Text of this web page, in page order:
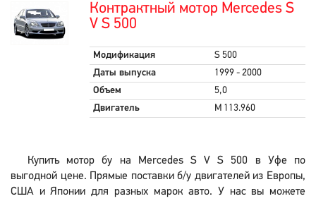
Контрактный мотор Mercedes S
V S 500
Модификация
S 500
Даты выпуска
1999 - 2000
Объем
5,0
Двигатель
M 113.960
Купить мотор бу на Mercedes S V S 500 в Уфе по
выгодной цене. Прямые поставки б/у двигателей из Европы,
США и Японии для разных марок авто. У нас вы можете